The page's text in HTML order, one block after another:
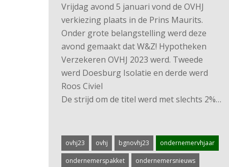
Vrijdag avond 5 januari vond de OVHJ
verkiezing plaats in de Prins Maurits.
Onder grote belangstelling werd deze
avond gemaakt dat W&Z! Hypotheken
Verzekeren OVHJ 2023 werd. Tweede
werd Doesburg Isolatie en derde werd
Roos Civiel
De strijd om de titel werd met slechts 2%…
ovhj23 ovhj bgnovhj23 ondernemervhjaar
ondernemerspakket ondernemersnieuws